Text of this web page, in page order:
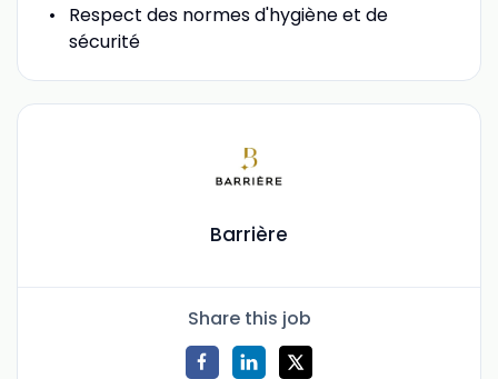
Respect des normes d'hygiène et de
sécurité
Barrière
Share this job